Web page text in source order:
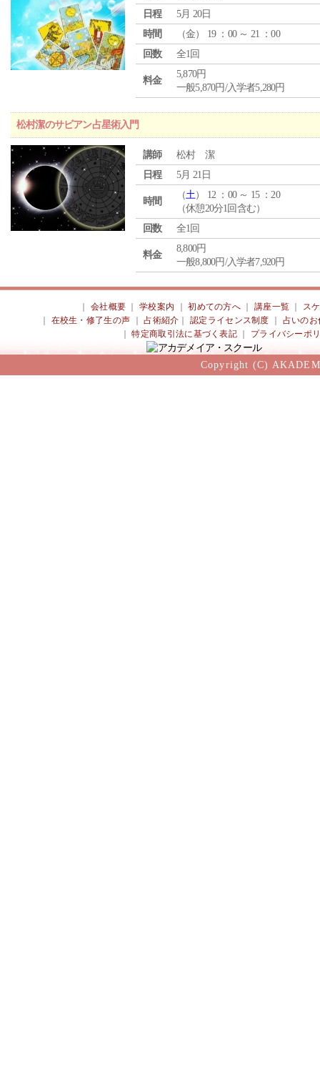
日程
5月 20日
時間
（金） 19 ：00 ～ 21 ：00
回数
全1回
料金
5,870円
一般5,870円/入学者5,280円
松村潔のサビアン占星術入門
講師
松村 潔
日程
5月 21日
時間
（土） 12 ：00 ～ 15 ：20
（休憩20分1回含む）
回数
全1回
料金
8,800円
一般8,800円/入学者7,920円
会社概要 ｜学校案内 ｜初めての方へ 講座一覧
ス
在校生・修了生の声 ｜占術紹介 ｜認定ライセンス制度
占いのお
｜特定商取引法に基づく表記 プライバシーポ
Copyright (C)